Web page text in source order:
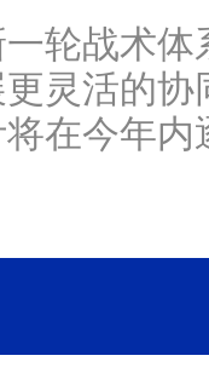
轮战术
灵活的
在今年